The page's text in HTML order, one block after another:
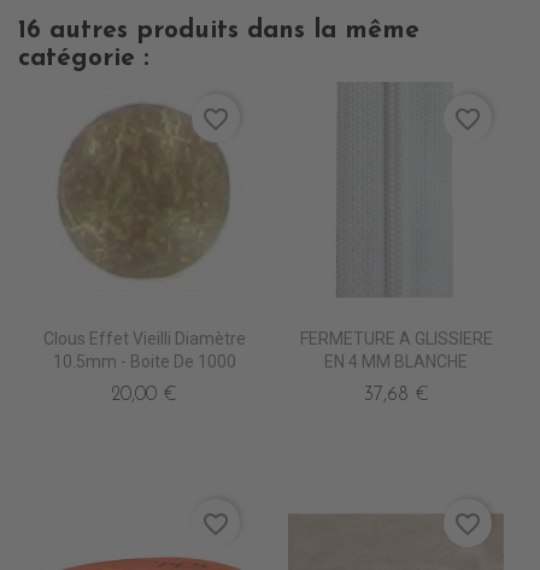
16 autres produits dans la même
catégorie :
Clous Effet Vieilli Diamètre
10.5mm - Boite De 1000
20,00 €
favorite_border
FERMETURE A GLISSIERE
EN 4 MM BLANCHE
37,68 €
favorite_border
favorite_border favorite_border